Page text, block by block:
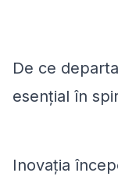
De ce
esențial în
Inovația